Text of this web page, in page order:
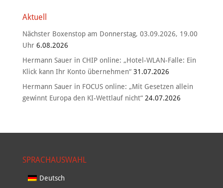
Aktuell
Nächster Boxenstop am Donnerstag, 03.09.2026, 19.00
Uhr 6.08.2026
Hermann Sauer in CHIP online: „Hotel-WLAN-Falle: Ein
Klick kann Ihr Konto übernehmen“ 31.07.2026
Hermann Sauer in FOCUS online: „Mit Gesetzen allein
gewinnt Europa den KI-Wettlauf nicht“ 24.07.2026
SPRACHAUSWAHL
Deutsch